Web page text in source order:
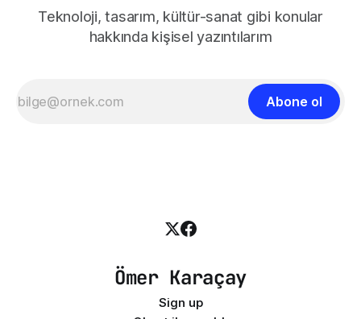
Teknoloji, tasarım, kültür-sanat gibi konular
hakkında kişisel yazıntılarım
Abone ol
Ömer Karaçay
Sign up